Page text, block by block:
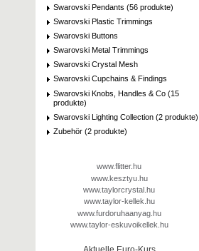
Swarovski Pendants (56 produkte)
Swarovski Plastic Trimmings
Swarovski Buttons
Swarovski Metal Trimmings
Swarovski Crystal Mesh
Swarovski Cupchains & Findings
Swarovski Knobs, Handles & Co (15
produkte)
Swarovski Lighting Collection (2 produkte)
Zubehör (2 produkte)
www.flitter.hu
www.kesztyu.hu
www.taylorcrystal.hu
www.taylor-kellek.hu
www.furdoruhaanyag.hu
www.taylor-eskuvoikellek.hu